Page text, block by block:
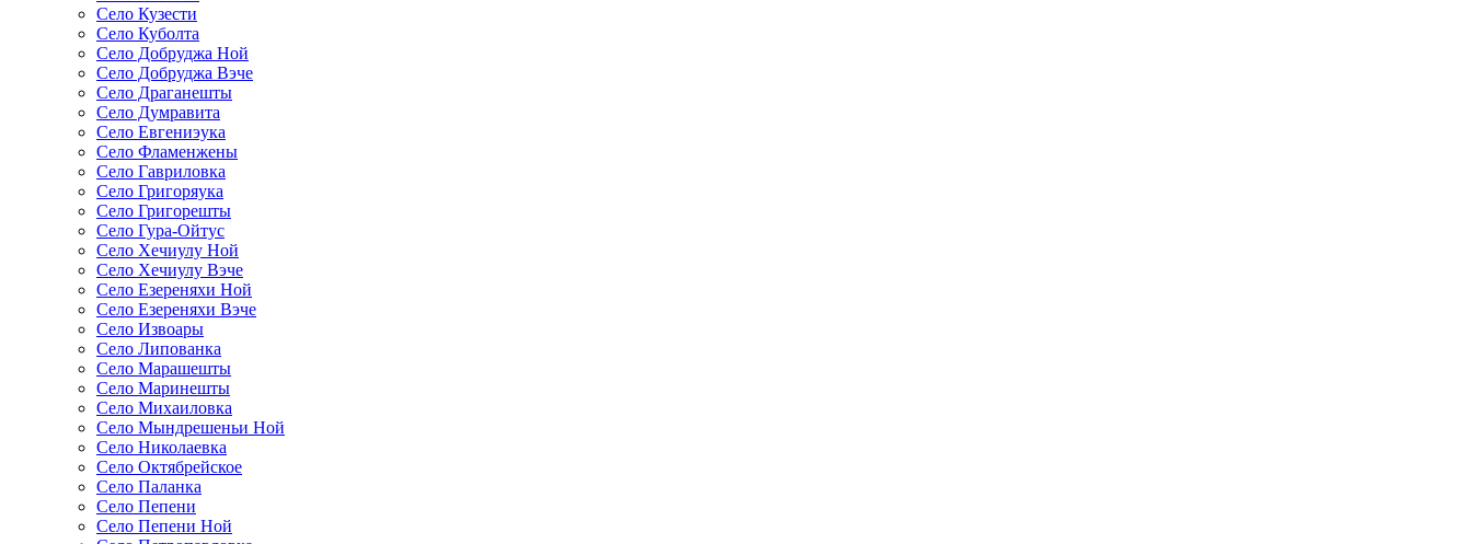
Село Кузести
Село Куболта
Село Добруджа Ной
Село Добруджа Вэче
Село Драганешты
Село Думравита
Село Евгениэука
Село Фламенжены
Село Гавриловка
Село Григоряука
Село Григорешты
Село Гура-Ойтус
Село Хечиулу Ной
Село Хечиулу Вэче
Село Езереняхи Ной
Село Езереняхи Вэче
Село Извоары
Село Липованка
Село Марашешты
Село Маринешты
Село Михаиловка
Село Мындрешеньи Ной
Село Николаевка
Село Октябрейское
Село Паланка
Село Пепени
Село Пепени Ной